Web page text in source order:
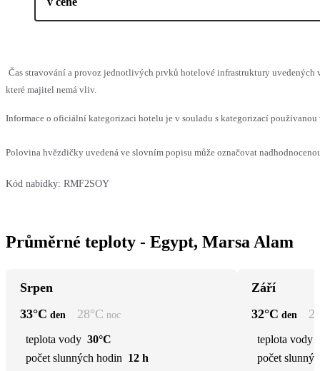
Čas stravování a provoz jednotlivých prvků hotelové infrastruktury uvedených
které majitel nemá vliv.
Informace o oficiální kategorizaci hotelu je v souladu s kategorizací
Polovina hvězdičky uvedená ve slovním popisu může označovat
Kód nabídky: RMF2SOY
Průměrné teploty - Egypt, Marsa Alam
Srpen
33°C den 28°C noc
teplota vody 30°C
počet slunných hodin 12 h
Září
32°C den
teplota vody
počet